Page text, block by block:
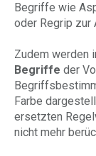
Begriffe wie
oder Regrip zur
Zudem werden
Begriffe der
Farbe
ersetzten
nicht mehr